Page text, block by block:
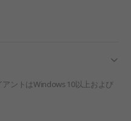
アントはWindows 10以上および